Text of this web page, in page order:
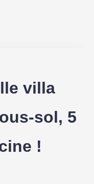
villa
sol, 5
!